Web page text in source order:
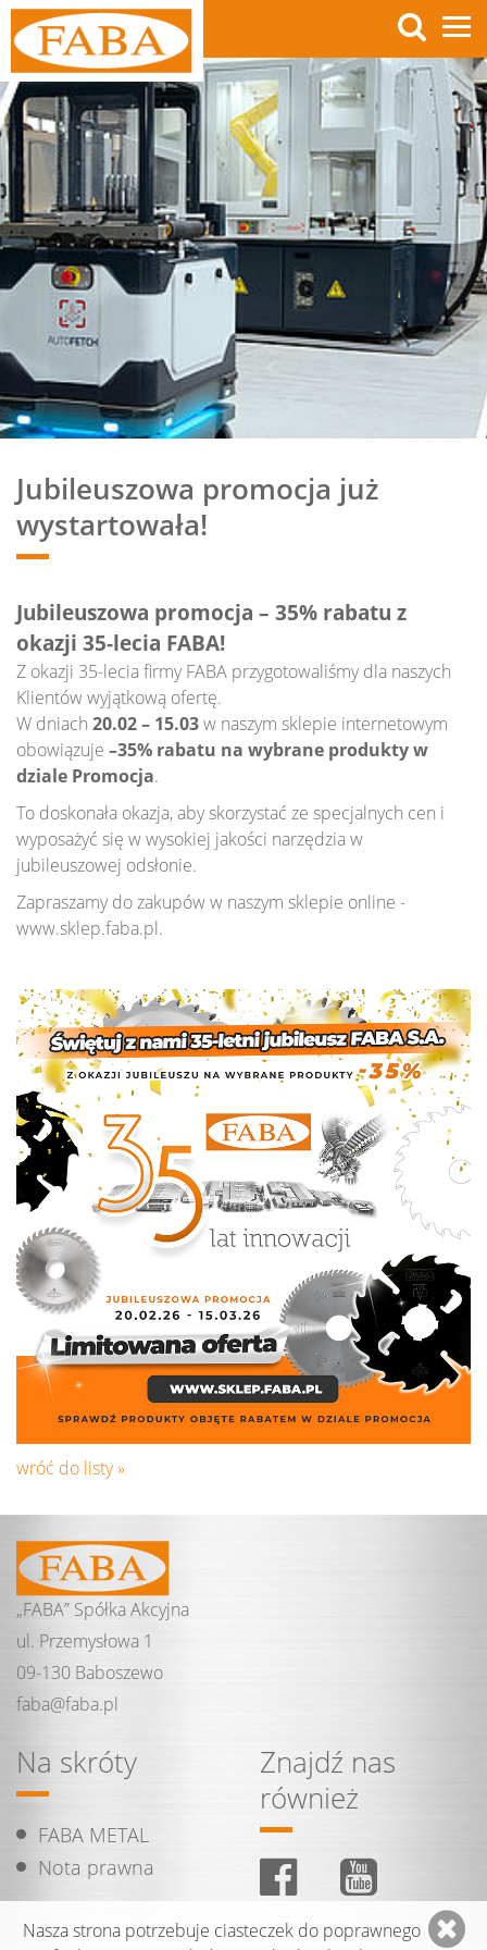
Jubileuszowa promocja już
wystartowała!
Jubileuszowa promocja – 35% rabatu z
okazji 35-lecia FABA!
Z okazji 35-lecia firmy FABA przygotowaliśmy dla naszych
Klientów wyjątkową ofertę.
W dniach 20.02 – 15.03w naszym sklepie internetowym
obowiązuje –35% rabatu na wybrane produkty w
dziale Promocja.
To doskonała okazja, aby skorzystać ze specjalnych cen i
wyposażyć się w wysokiej jakości narzędzia w
jubileuszowej odsłonie.
Zapraszamy do zakupów w naszym sklepie online -
www.sklep.faba.pl.
wróć do listy »
„FABA” Spółka Akcyjna
ul. Przemysłowa 1
09-130 Baboszewo
faba@faba.pl
Na skróty
FABA METAL
Nota prawna
Znajdź nas
również
Nasza strona potrzebuje ciasteczek do poprawnego